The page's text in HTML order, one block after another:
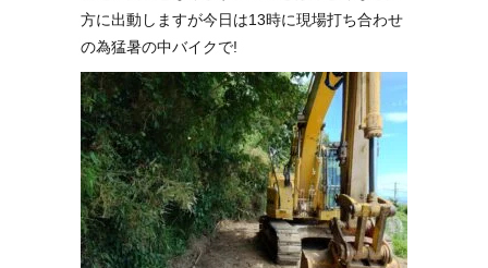
方に出動しますが今日は13時に現場打ち合わせ
の為猛暑の中バイクで!